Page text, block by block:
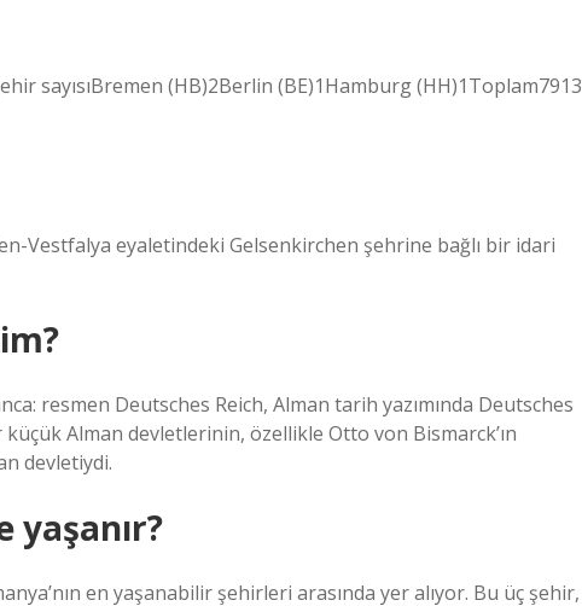
sayısıBremen (HB)2Berlin (BE)1Hamburg (HH)1Toplam7913
Vestfalya eyaletindeki Gelsenkirchen şehrine bağlı bir idari
resmen Deutsches Reich, Alman tarih yazımında Deutsches
küçük Alman devletlerinin, özellikle Otto von Bismarck’ın
devletiydi.
yaşanır?
en yaşanabilir şehirleri arasında yer alıyor. Bu üç şehir,